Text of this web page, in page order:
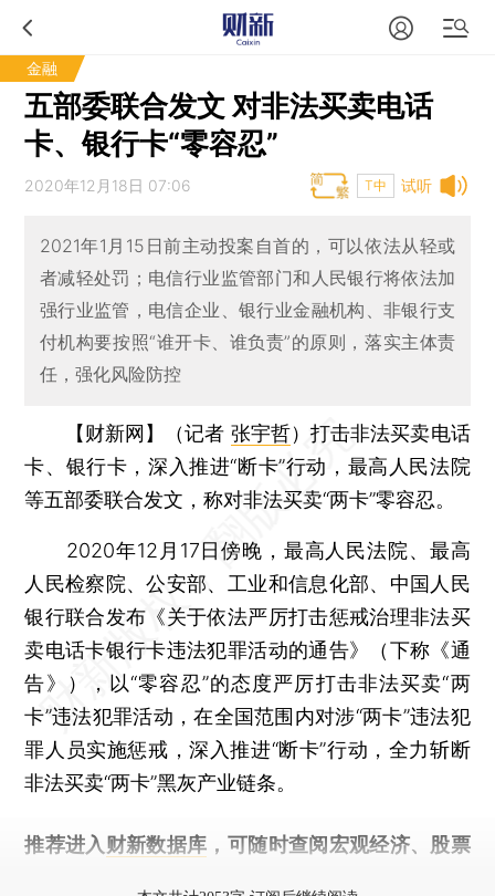
金融
五部委联合发文 对非法买卖电话
卡、银行卡“零容忍”
试听
2020年12月18日 07:06 T中
2021年1月15日前主动投案自首的，可以依法从轻或
者减轻处罚；电信行业监管部门和人民银行将依法加
强行业监管，电信企业、银行业金融机构、非银行支
付机构要按照“谁开卡、谁负责”的原则，落实主体责
任，强化风险防控
【财新网】（记者 张宇哲） 打击非法买卖电话
卡、银行卡，深入推进“断卡”行动，最高人民法院
等五部委联合发文，称对非法买卖“两卡”零容忍。
2020年12月17日傍晚，最高人民法院、最高
人民检察院、公安部、工业和信息化部、中国人民
银行联合发布《关于依法严厉打击惩戒治理非法买
卖电话卡银行卡违法犯罪活动的通告》（下称《通
告》），以“零容忍”的态度严厉打击非法买卖“两
卡”违法犯罪活动，在全国范围内对涉“两卡”违法犯
罪人员实施惩戒，深入推进“断卡”行动，全力斩断
非法买卖“两卡”黑灰产业链条。
推荐进入 财新数据库 ，可随时查阅宏观经济、股票